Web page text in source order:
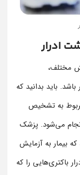
ادرار
مختلف،
باید بدانید که
به تشخیص
می‌شود. پزشک
بیمار به آزمایش
باکتری‌هایی را که